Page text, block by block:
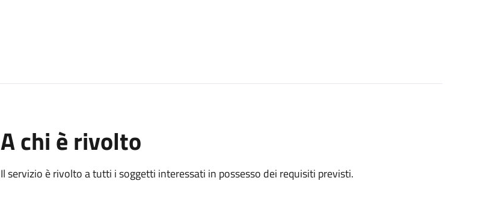
A chi è rivolto
Il servizio è rivolto a tutti i soggetti interessati in possesso dei requisiti previsti.